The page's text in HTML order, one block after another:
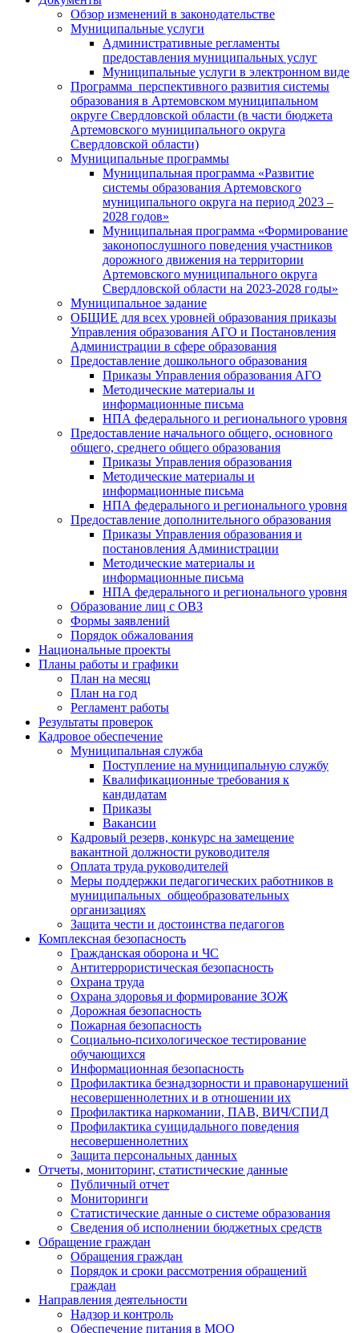
Обзор изменений в законодательстве
Муниципальные услуги
Административные регламенты
предоставления муниципальных услуг
Муниципальные услуги в электронном виде
Программа перспективного развития системы
образования в Артемовском муниципальном
округе Свердловской области (в части бюджета
Артемовского муниципального округа
Свердловской области)
Муниципальные программы
Муниципальная программа «Развитие
системы образования Артемовского
муниципального округа на период 2023 –
2028 годов»
Муниципальная программа «Формирование
законопослушного поведения участников
дорожного движения на территории
Артемовского муниципального округа
Свердловской области на 2023-2028 годы»
Муниципальное задание
ОБЩИЕ для всех уровней образования приказы
Управления образования АГО и Постановления
Администрации в сфере образования
Предоставление дошкольного образования
Приказы Управления образования АГО
Методические материалы и
информационные письма
НПА федерального и регионального уровня
Предоставление начального общего, основного
общего, среднего общего образования
Приказы Управления образования
Методические материалы и
информационные письма
НПА федерального и регионального уровня
Предоставление дополнительного образования
Приказы Управления образования и
постановления Администрации
Методические материалы и
информационные письма
НПА федерального и регионального уровня
Образование лиц с ОВЗ
Формы заявлений
Порядок обжалования
Национальные проекты
Планы работы и графики
План на месяц
План на год
Регламент работы
Результаты проверок
Кадровое обеспечение
Муниципальная служба
Поступление на муниципальную службу
Квалификационные требования к
кандидатам
Приказы
Вакансии
Кадровый резерв, конкурс на замещение
вакантной должности руководителя
Оплата труда руководителей
Меры поддержки педагогических работников в
муниципальных общеобразовательных
организациях
Защита чести и достоинства педагогов
Комплексная безопасность
Гражданская оборона и ЧС
Антитеррористическая безопасность
Охрана труда
Охрана здоровья и формирование ЗОЖ
Дорожная безопасность
Пожарная безопасность
Социально-психологическое тестирование
обучающихся
Информационная безопасность
Профилактика безнадзорности и правонарушений
несовершеннолетних и в отношении их
Профилактика наркомании, ПАВ, ВИЧ/СПИД
Профилактика суицидального поведения
несовершеннолетних
Защита персональных данных
Отчеты, мониторинг, статистические данные
Публичный отчет
Мониторинги
Статистические данные о системе образования
Сведения об исполнении бюджетных средств
Обращение граждан
Обращения граждан
Порядок и сроки рассмотрения обращений
граждан
Направления деятельности
Надзор и контроль
Обеспечение питания в МОО